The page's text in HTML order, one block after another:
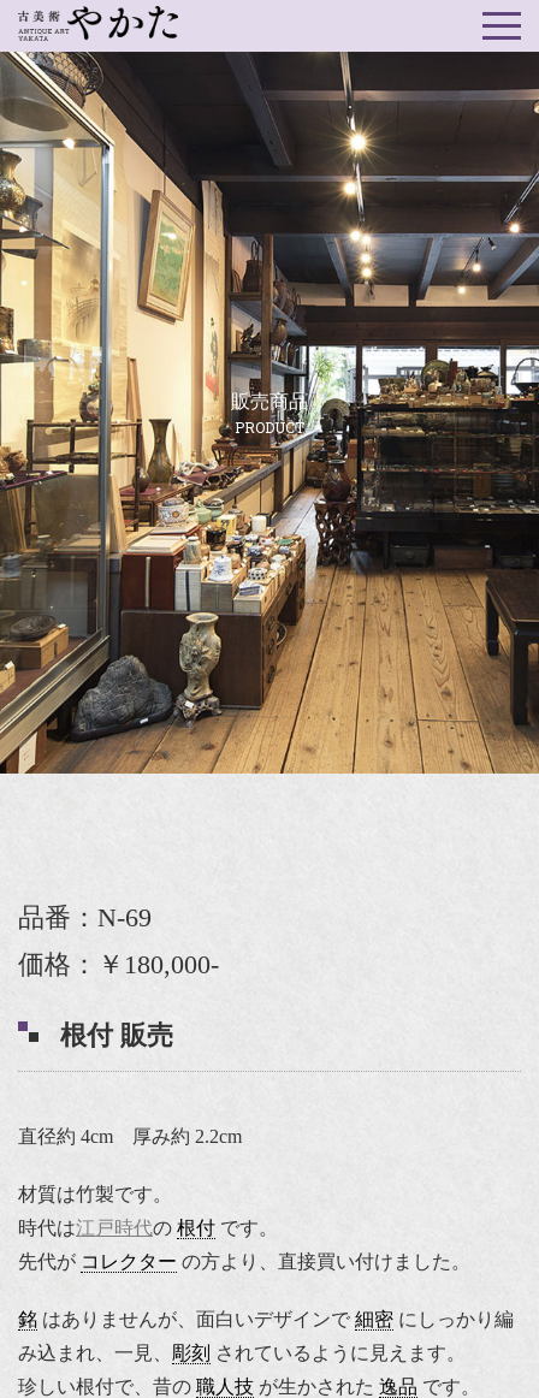
販売商品
PRODUCT
品番：N-69
価格：￥180,000-
根付 販売
直径約 4cm 厚み約 2.2cm
材質は竹製です。
時代は江戸時代の 根付 です。
先代が コレクター の方より、直接買い付けました。
銘 はありませんが、面白いデザインで細密 にしっかり編
み込まれ、一見、 彫刻 されているように見えます。
珍しい根付で、昔の 職人技 が生かされた 逸品 です。